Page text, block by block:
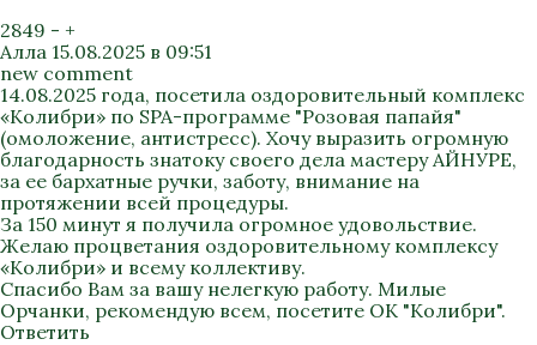
2849 - +
Алла 15.08.2025 в 09:51
new comment
14.08.2025 года, посетила оздоровительный комплекс
«Колибри» по SPA-программе "Розовая папайя"
(омоложение, антистресс). Хочу выразить огромную
благодарность знатоку своего дела мастеру АЙНУРЕ,
за ее бархатные ручки, заботу, внимание на
протяжении всей процедуры.
За 150 минут я получила огромное удовольствие.
Желаю процветания оздоровительному комплексу
«Колибри» и всему коллективу.
Спасибо Вам за вашу нелегкую работу. Милые
Орчанки, рекомендую всем, посетите ОК "Колибри".
Ответить